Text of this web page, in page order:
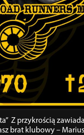
Z przykrością
brat klubowy –